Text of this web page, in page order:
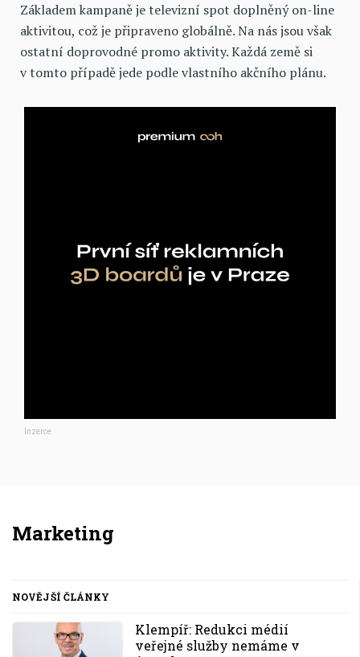
Základem kampaně je televizní spot doplněný on-line
aktivitou, což je připraveno globálně. Na nás jsou však
ostatní doprovodné promo aktivity. Každá země si
v tomto případě jede podle vlastního akčního plánu.
Inzerce
Marketing
NOVĚJŠÍ ČLÁNKY
Klempíř: Redukci médií
veřejné služby nemáme v